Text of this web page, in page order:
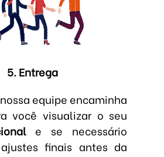
5. Entrega
equipe encaminha
você visualizar o seu
e se necessário
finais antes da